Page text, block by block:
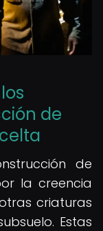
de
de
la creencia
criaturas
Estas